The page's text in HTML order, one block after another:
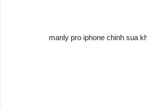
manly pro iphone chinh sua